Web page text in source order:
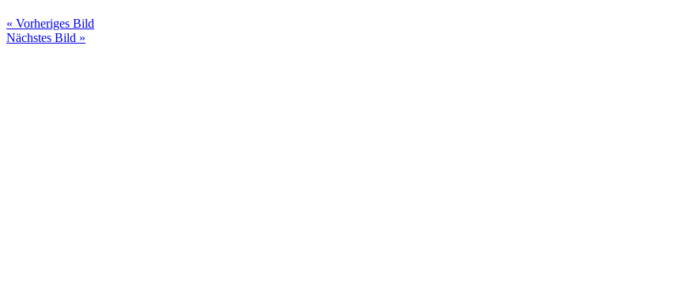
« Vorheriges Bild
Nächstes Bild »